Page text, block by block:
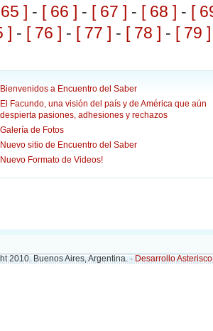
] - [ 66 ] - [ 67 ] - [ 68 ] - [
] - [ 76 ] - [ 77 ] - [ 78 ] - [ 79 ]
Bienvenidos a Encuentro del Saber
El Facundo, una visión del país y de América que aún
despierta pasiones, adhesiones y rechazos
Galería de Fotos
Nuevo sitio de Encuentro del Saber
Nuevo Formato de Videos!
2010. Buenos Aires, Argentina. ·Desarrollo